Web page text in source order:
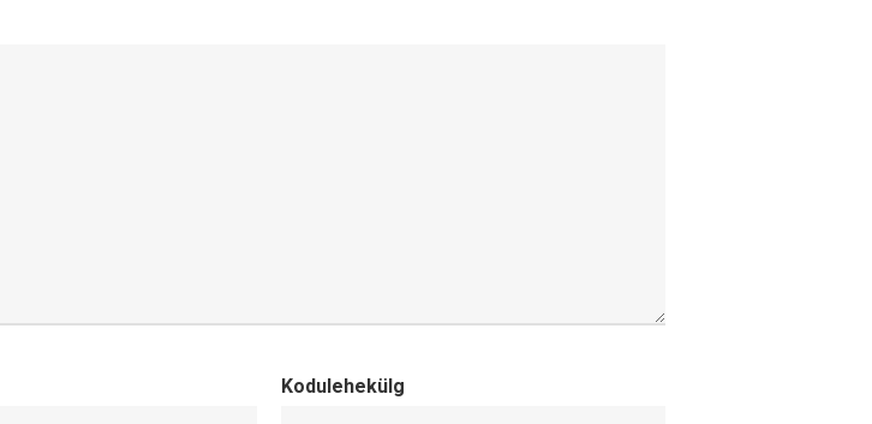
Kodulehekülg